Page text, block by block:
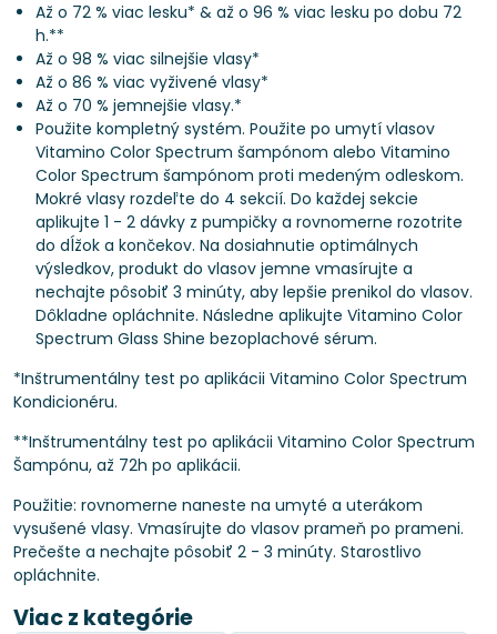
Až o 72 % viac lesku* & až o 96 % viac lesku po dobu 72
h.**
Až o 98 % viac silnejšie vlasy*
Až o 86 % viac vyživené vlasy*
Až o 70 % jemnejšie vlasy.*
Použite kompletný systém. Použite po umytí vlasov
Vitamino Color Spectrum šampónom alebo Vitamino
Color Spectrum šampónom proti medeným odleskom.
Mokré vlasy rozdeľte do 4 sekcií. Do každej sekcie
aplikujte 1 - 2 dávky z pumpičky a rovnomerne rozotrite
do dĺžok a končekov. Na dosiahnutie optimálnych
výsledkov, produkt do vlasov jemne vmasírujte a
nechajte pôsobiť 3 minúty, aby lepšie prenikol do vlasov.
Dôkladne opláchnite. Následne aplikujte Vitamino Color
Spectrum Glass Shine bezoplachové sérum.
*Inštrumentálny test po aplikácii Vitamino Color Spectrum
Kondicionéru.
**Inštrumentálny test po aplikácii Vitamino Color Spectrum
Šampónu, až 72h po aplikácii.
Použitie: rovnomerne naneste na umyté a uterákom
vysušené vlasy. Vmasírujte do vlasov prameň po prameni.
Prečešte a nechajte pôsobiť 2 - 3 minúty. Starostlivo
opláchnite.
Viac z kategórie